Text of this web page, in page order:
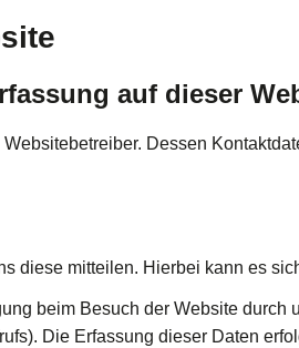
auf dieser
Dessen
diese mitteilen. Hierbei kann es
beim Besuch der Website durch
Die Erfassung dieser Daten